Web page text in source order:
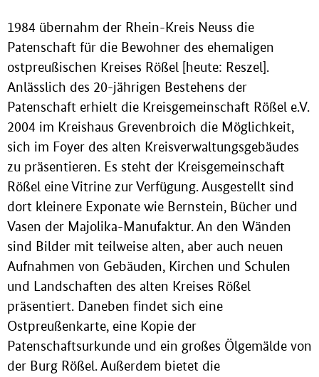
1984 übernahm der Rhein-Kreis Neuss die
Patenschaft für die Bewohner des ehemaligen
ostpreußischen Kreises Rößel [heute: Reszel].
Anlässlich des 20-jährigen Bestehens der
Patenschaft erhielt die Kreisgemeinschaft Rößel e.V.
2004 im Kreishaus Grevenbroich die Möglichkeit,
sich im Foyer des alten Kreisverwaltungsgebäudes
zu präsentieren. Es steht der Kreisgemeinschaft
Rößel eine Vitrine zur Verfügung. Ausgestellt sind
dort kleinere Exponate wie Bernstein, Bücher und
Vasen der Majolika-Manufaktur. An den Wänden
sind Bilder mit teilweise alten, aber auch neuen
Aufnahmen von Gebäuden, Kirchen und Schulen
und Landschaften des alten Kreises Rößel
präsentiert. Daneben findet sich eine
Ostpreußenkarte, eine Kopie der
Patenschaftsurkunde und ein großes Ölgemälde von
der Burg Rößel. Außerdem bietet die